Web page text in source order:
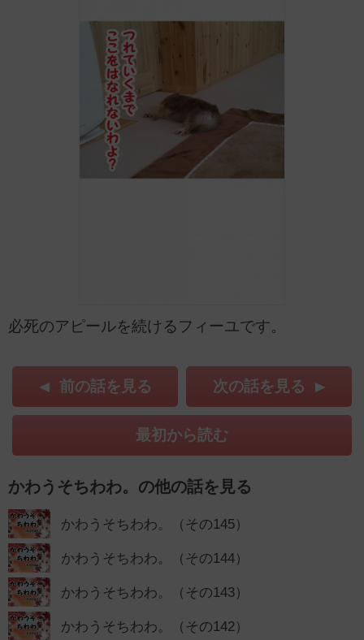
必死のアピールを続けるフィーユです。
前の話を見る 次の話を見る
最初から読む
かわうそちわわ。の他の話を見る
かわうそちわわ。（その145）
かわうそちわわ。（その144）
かわうそちわわ。（その143）
かわうそちわわ。（その142）